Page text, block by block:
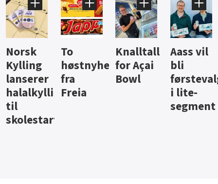
Knalltall
for Açai
Bowl
Aass vil
bli
førstevalg
i lite-
Brus og
jus fra
Berentsen
Hard
iste fra
Hansa